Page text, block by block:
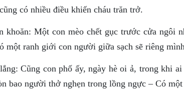
có nhiều điều khiến cháu trăn trở.
khoăn: Một con mèo chết gục trước cửa ngôi
một ranh giới con người giữa sạch sẽ riêng
Cũng con phố ấy, ngày hè oi ả, trong khi
bao người thở nghẹn trong lồng ngực – Có